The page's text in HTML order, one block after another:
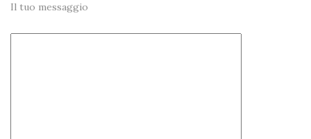
Il tuo messaggio